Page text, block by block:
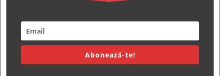
Abonează-te!